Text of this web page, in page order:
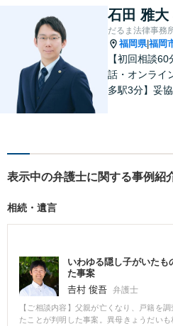
す。 困りごと
ましたら、ど
声がけくださ
石田 雅大
だるま法律事務
福岡県|福岡
【初回相談
話・オンライ
多駅3分】妥
現実的な解決
ご相談くださ
表示中の弁護士に関する事例紹
相続・遺言
いわゆる隠し子がいた
た事案
𠮷村 俊吾 弁護士
【ご相談内容】父親が亡くなり、戸籍を
たことが判明した事案。異母きょうだい